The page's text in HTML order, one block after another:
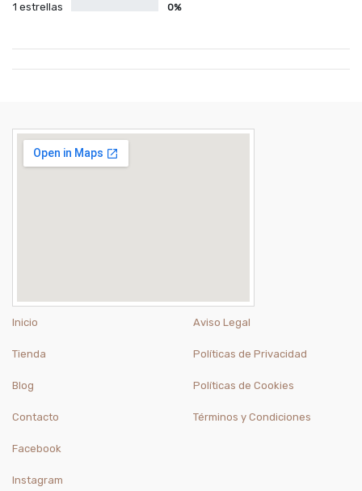
1 estrellas 0%
Inicio
Tienda
Blog
Contacto
Aviso Legal
Políticas de Privacidad
Políticas de Cookies
Términos y Condiciones
Facebook
Instagram